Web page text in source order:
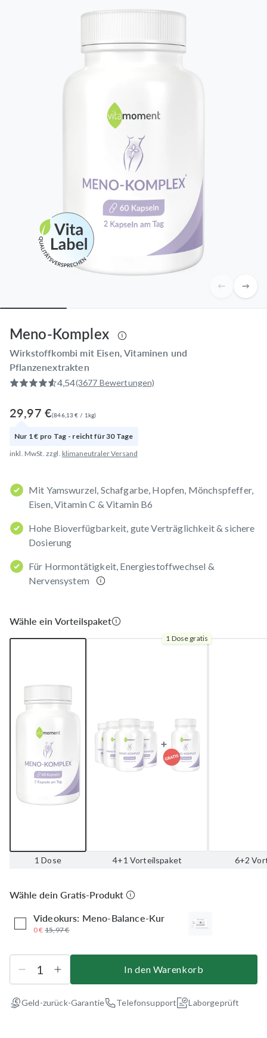
Meno-Komplex
Wirkstoffkombi mit Eisen, Vitaminen und
Pflanzenextrakten
4,54(3677 Bewertungen)
29,97 €(846,13 € / 1kg)
Nur 1 € pro Tag - reicht für30 Tage
inkl. MwSt. zzgl. klimaneutraler Versand
Mit Yamswurzel, Schafgarbe, Hopfen, Mönchspfeffer,
Eisen, Vitamin C & Vitamin B6
Hohe Bioverfügbarkeit, gute Verträglichkeit & sichere
Dosierung
Für Hormontätigkeit, Energiestoffwechsel &
Nervensystem
Wähle ein Vorteilspaket
1 Dose
1 Dose gratis
4+1 Vorteilspaket 6+2
Wähle dein Gratis-Produkt
Videokurs: Meno-Balance-Kur
0 € 15,97 €
In den Warenkorb
Geld-zurück-Garantie Telefonsupport Laborgeprüft